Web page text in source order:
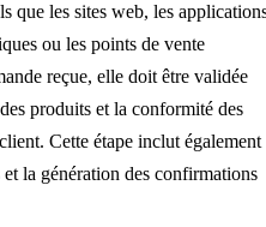
que les sites web, les
ou les points de vente
reçue, elle doit être validée
produits et la conformité des
Cette étape inclut également
la génération des confirmations